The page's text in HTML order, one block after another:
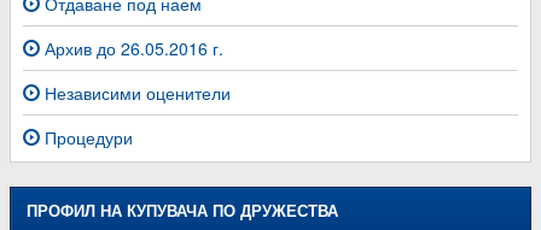
Архив до 26.05.2016 г.
Независими оценители
Процедури
ПРОФИЛ НА КУПУВАЧА ПО ДРУЖЕСТВА